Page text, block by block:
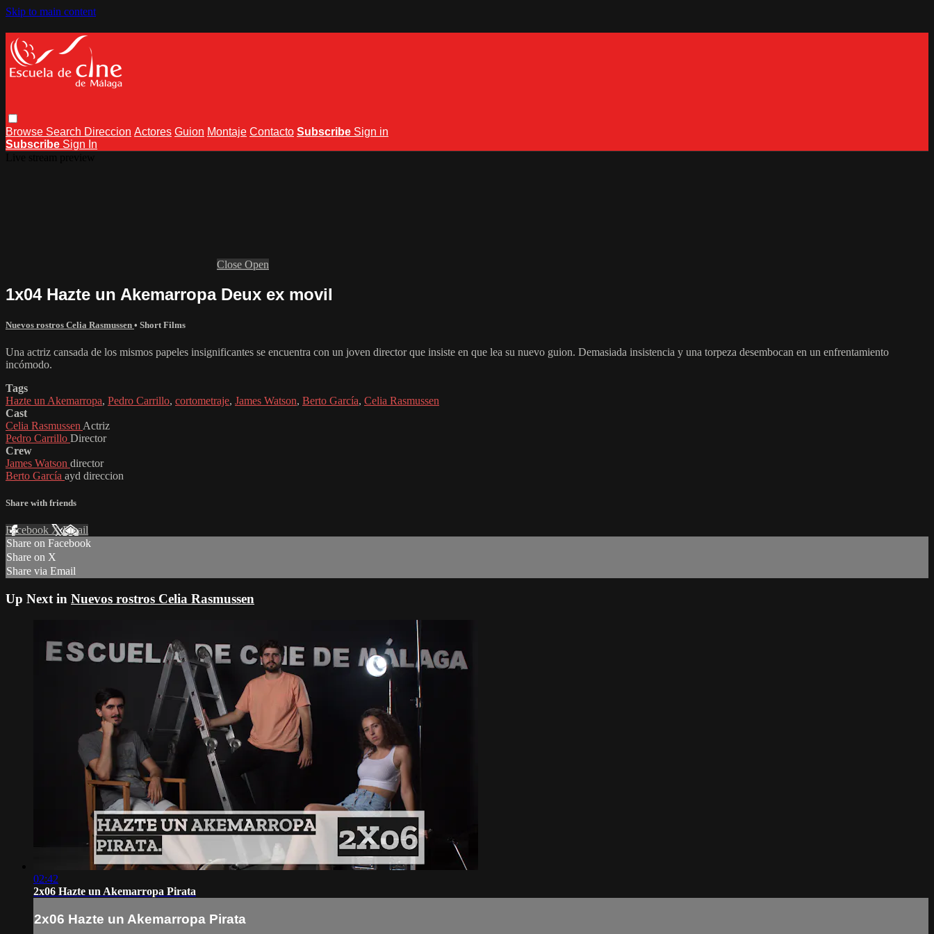
Skip to main content
Browse Search Direccion Actores Guion Montaje Contacto Subscribe Sign in
Subscribe Sign In
Close Open
1x04 Hazte un Akemarropa Deux ex movil
Nuevos rostros Celia Rasmussen • Short Films
Una actriz cansada de los mismos papeles insignificantes se encuentra con un joven director que insiste en que lea su nuevo guion. Demasiada insistencia y una torpeza desembocan en un enfrentamiento
incómodo.
Tags
Hazte un Akemarropa, Pedro Carrillo, cortometraje, James Watson, Berto García, Celia Rasmussen
Cast
Celia Rasmussen Actriz
Pedro Carrillo Director
Crew
James Watson director
Berto García ayd direccion
Share with friends
Facebook XEmail
Share on Facebook
Share on X
Share via Email
Up Next in Nuevos rostros Celia Rasmussen
02:42
2x06 Hazte un Akemarropa Pirata
2x06 Hazte un Akemarropa Pirata